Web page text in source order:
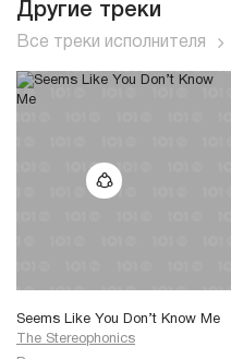
Другие треки
Все треки исполнителя
Seems Like You Don’t Know Me
The Stereophonics